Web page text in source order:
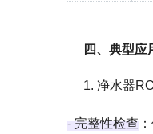
四、典型应
1. 净水器
- 完整性检查